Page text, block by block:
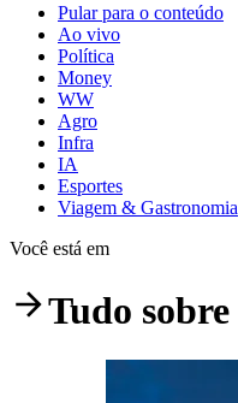
Pular para o conteúdo
Ao vivo
Política
Money
WW
Agro
Infra
IA
Esportes
Viagem & Gastronomia
Você está em
Tudo sobre